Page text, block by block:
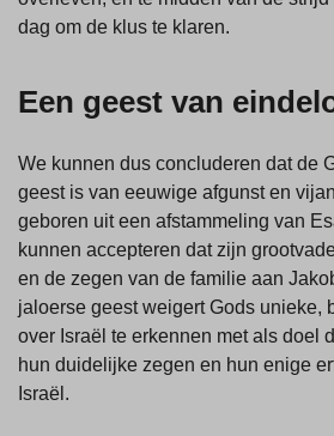
dag om de klus te klaren.
Een geest van
We kunnen dus concluderen dat de
geest is van eeuwige afgunst en
geboren uit een afstammeling van
kunnen accepteren dat zijn
en de zegen van de familie aan
jaloerse geest weigert Gods unieke,
over Israël te erkennen met als doel
hun duidelijke zegen en hun enige
Israël.